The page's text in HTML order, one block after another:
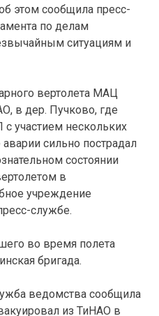
этом сообщила пресс-
по делам
ситуациям и
вертолета МАЦ
в дер. Пучково, где
участием нескольких
сильно пострадал
состоянии
в
учреждение
службе.
во время полета
бригада.
ведомства сообщила
из ТиНАО в